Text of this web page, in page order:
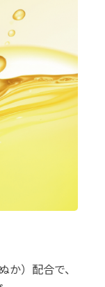
か）配合で、